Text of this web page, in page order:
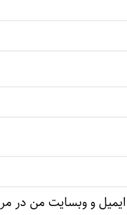
و وبسایت من در